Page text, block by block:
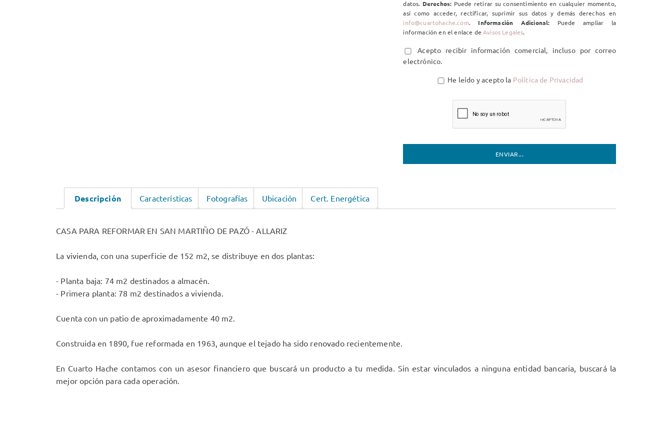
datos. Derechos: Puede retirar su consentimiento en cualquier momento,
así como acceder, rectificar, suprimir sus datos y demás derechos en
info@cuartohache.com. Información Adicional: Puede ampliar la
información en el enlace deAvisos Legales.
Acepto recibir información comercial, incluso por correo
electrónico.
He leído y acepto la Política de Privacidad
Descripción Características Fotografías Ubicación Cert. Energética
CASA PARA REFORMAR EN SAN MARTIÑO DE PAZÓ - ALLARIZ
La vivienda, con una superficie de 152 m2, se distribuye en dos plantas:
- Planta baja: 74 m2 destinados a almacén.
- Primera planta: 78 m2 destinados a vivienda.
Cuenta con un patio de aproximadamente 40 m2.
Construida en 1890, fue reformada en 1963, aunque el tejado ha sido renovado recientemente.
En Cuarto Hache contamos con un asesor financiero que buscará un producto a tu medida. Sin estar vinculados a ninguna entidad bancaria, buscará la
mejor opción para cada operación.